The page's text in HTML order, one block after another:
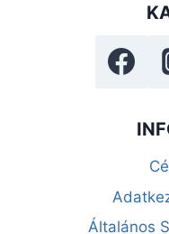
Általános